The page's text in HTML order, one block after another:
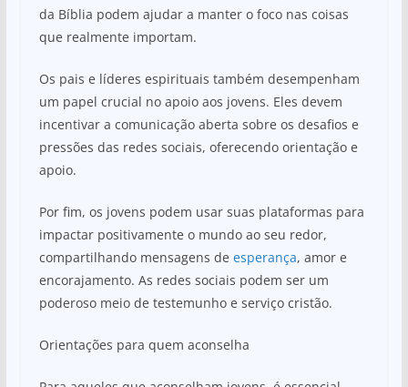
da Bíblia podem ajudar a manter o foco nas coisas
que realmente importam.
Os pais e líderes espirituais também desempenham
um papel crucial no apoio aos jovens. Eles devem
incentivar a comunicação aberta sobre os desafios e
pressões das redes sociais, oferecendo orientação e
apoio.
Por fim, os jovens podem usar suas plataformas para
impactar positivamente o mundo ao seu redor,
compartilhando mensagens de esperança, amor e
encorajamento. As redes sociais podem ser um
poderoso meio de testemunho e serviço cristão.
Orientações para quem aconselha